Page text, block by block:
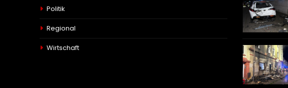
Politik
Regional
Wirtschaft